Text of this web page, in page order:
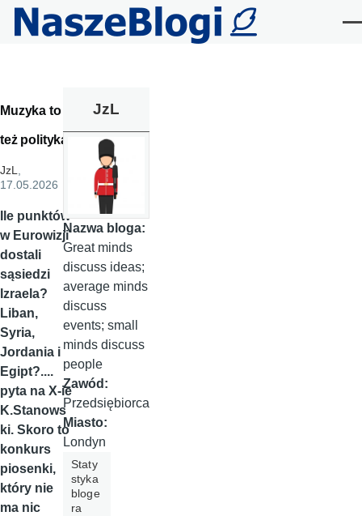
Przejdź do treści
Muzyka to
też polityka
JzL,
17.05.2026
Ile punktów
w Eurowizji
dostali
sąsiedzi
Izraela?
Liban,
Syria,
Jordania i
Egipt?....
pyta na X-ie
K.Stanows
ki. Skoro to
konkurs
piosenki,
który nie
ma nic
JzL
Nazwa bloga:
Great minds
discuss ideas;
average minds
discuss
events; small
minds discuss
people
Zawód:
Przedsiębiorca
Miasto:
Londyn
Staty
styka
bloge
ra